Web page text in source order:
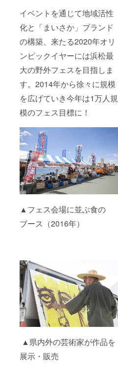
イベントを通じて地域活性
化と「まいさか」ブランド
の構築、来たる2020年オリ
ンピックイヤーには浜松最
大の野外フェスを目指しま
す。2014年から徐々に規模
を広げていき今年は1万人規
模のフェス目標に！
▲フェス会場に並ぶ食の
ブース（2016年）
▲県内外の芸術家が作品を
展示・販売